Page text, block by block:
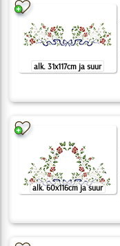
alk. 31x117cm ja suur
alk. 60x116cm ja suur